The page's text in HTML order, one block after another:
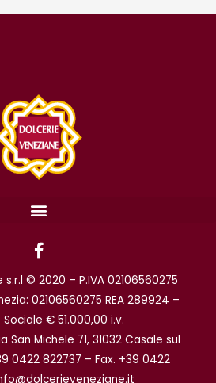
F
a
c
e
b
o
o
k
-
© 2020 – P.IVA 02106560275
02106560275 REA 289924 –
€ 51.000,00 i.v.
Michele 71, 31032 Casale sul
0422 822737 – Fax. +39 0422